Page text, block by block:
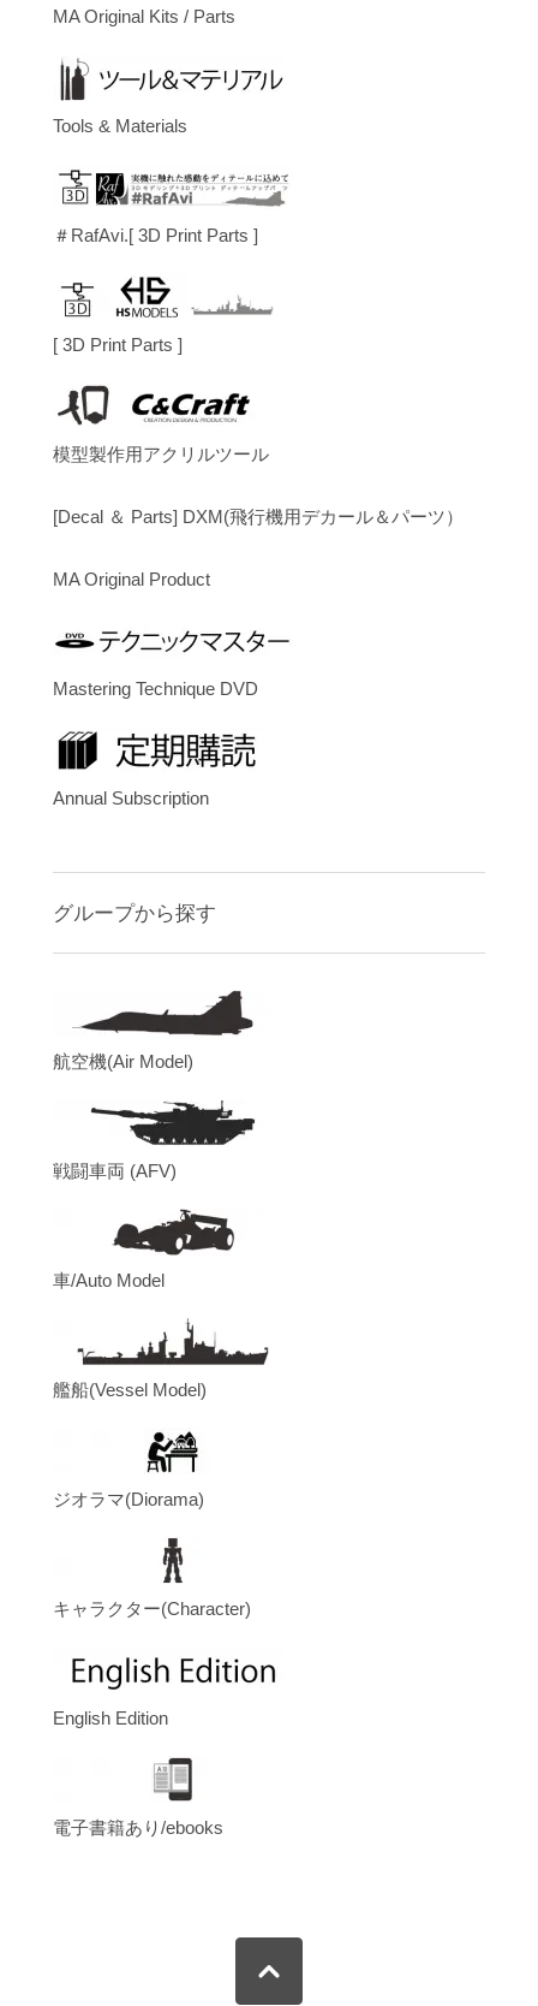
MA Original Kits / Parts
Tools & Materials
＃RafAvi.[ 3D Print Parts ]
[ 3D Print Parts ]
模型製作用アクリルツール
[Decal ＆ Parts] DXM(飛行機用デカール＆パーツ）
MA Original Product
Mastering Technique DVD
Annual Subscription
グループから探す
航空機(Air Model)
戦闘車両 (AFV)
車/Auto Model
艦船(Vessel Model)
ジオラマ(Diorama)
キャラクター(Character)
English Edition
電子書籍あり/ebooks